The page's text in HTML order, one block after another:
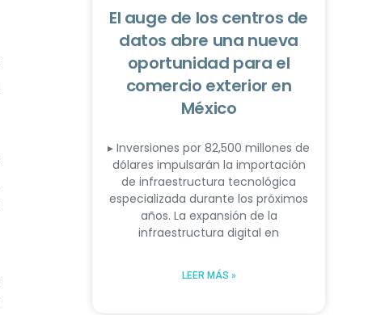
El auge de los centros de
datos abre una nueva
oportunidad para el
comercio exterior en
México
▸ Inversiones por 82,500 millones de
dólares impulsarán la importación
de infraestructura tecnológica
especializada durante los próximos
años. La expansión de la
infraestructura digital en
LEER MÁS »